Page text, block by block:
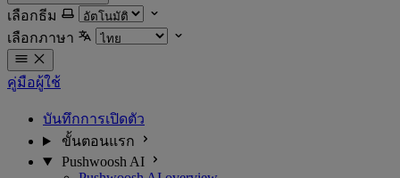
เลือกธีม
เลือกภาษา
คู่มือผู้ใช้
บันทึกการเปิดตัว
ขั้นตอนแรก
Pushwoosh AI